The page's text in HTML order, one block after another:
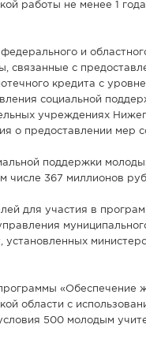
работы не менее 1
и
связанные с
кредита с
социальной
учреждениях
о предоставлении мер
поддержки
числе 367 миллионов
для участия в
«Обеспечение
области с
500 молодым